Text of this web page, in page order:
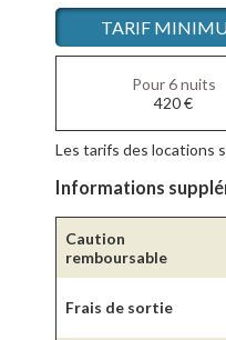
TARIF
Pour 6 nuits
420 €
Les tarifs des locations
Informations
Caution
remboursable
Frais de sortie